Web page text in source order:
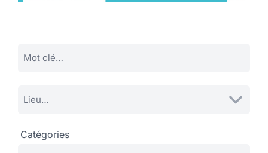
Catégories